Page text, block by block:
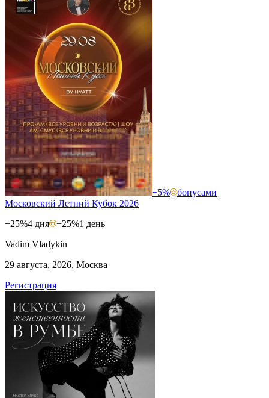
−5%
бонусами
Московский Летний Кубок 2026
−25%4 дня −25%1 день
Vadim Vladykin
29 августа, 2026, Москва
Регистрация